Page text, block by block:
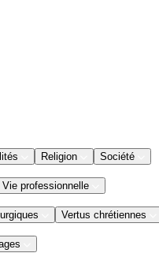
Religion Société
Vie professionnelle
Vertus chrétiennes